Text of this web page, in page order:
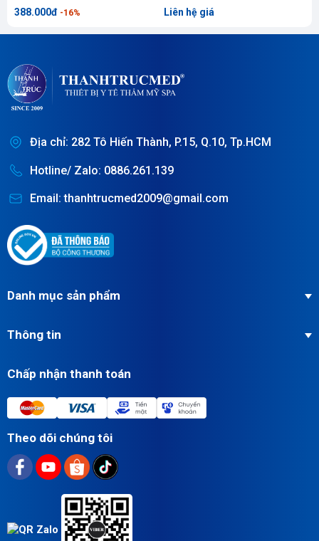
388.000đ -16% Liên hệ giá
Địa chỉ: 282 Tô Hiến Thành, P.15, Q.10, Tp.HCM
Hotline/ Zalo: 0886.261.139
Email: thanhtrucmed2009@gmail.com
Danh mục sản phẩm
Thông tin
Chấp nhận thanh toán
Theo dõi chúng tôi